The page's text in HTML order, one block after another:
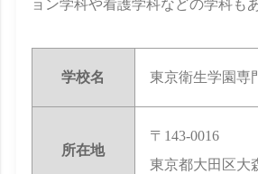
ョン学科や看護学科などの学科も
学校名 東京衛生学園専
所在地
〒143-0016
東京都大田区大